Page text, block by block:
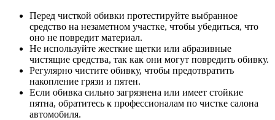
Перед чисткой обивки протестируйте выбранное
средство на незаметном участке, чтобы убедиться, что
оно не повредит материал.
Не используйте жесткие щетки или абразивные
чистящие средства, так как они могут повредить обивку.
Регулярно чистите обивку, чтобы предотвратить
накопление грязи и пятен.
Если обивка сильно загрязнена или имеет стойкие
пятна, обратитесь к профессионалам по чистке салона
автомобиля.